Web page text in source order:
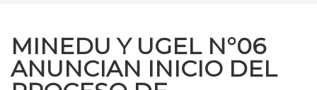
MINEDU Y UGEL N°06
ANUNCIAN INICIO DEL